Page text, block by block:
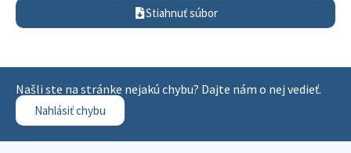
Stiahnuť súbor
Našli ste na stránke nejakú chybu? Dajte nám o nej vedieť.
Nahlásiť chybu